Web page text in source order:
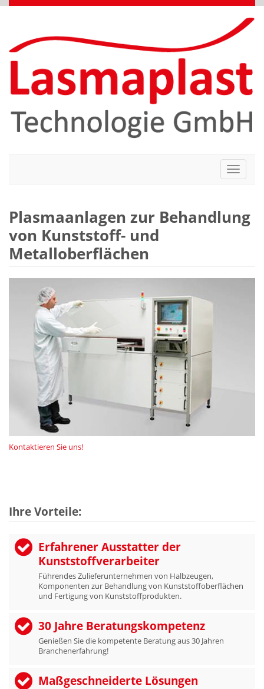
Toggle
Plasmaanlagen zur Behandlung
von Kunststoff- und
Metalloberflächen
Kontaktieren Sie uns!
Ihre Vorteile:
Erfahrener Ausstatter der
Kunststoffverarbeiter
Führendes Zulieferunternehmen von Halbzeugen,
Komponenten zur Behandlung von Kunststoffoberflächen
und Fertigung von Kunststoffprodukten.
30 Jahre Beratungskompetenz
Genießen Sie die kompetente Beratung aus 30 Jahren
Branchenerfahrung!
Maßgeschneiderte Lösungen